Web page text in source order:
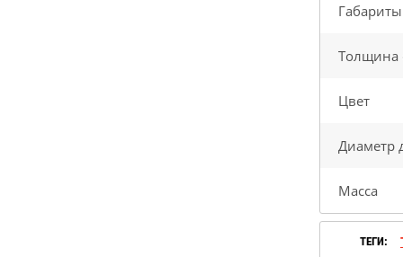
Толщина
Цвет
Диаметр
Масса
ТЕГИ: